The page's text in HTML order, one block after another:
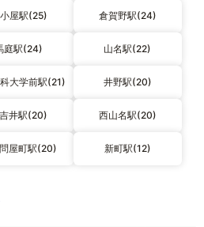
屋駅(25) 倉賀野駅(24)
庭駅(24) 山名駅(22)
大学前駅(21) 井野駅(20)
井駅(20) 西山名駅(20)
屋町駅(20) 新町駅(12)